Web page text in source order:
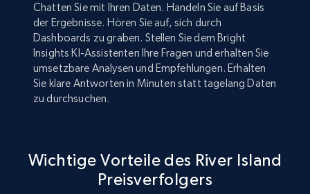
Chatten Sie mit Ihren Daten. Handeln Sie auf Basis
der Ergebnisse. Hören Sie auf, sich durch
Dashboards zu graben. Stellen Sie dem Bright
Insights KI-Assistenten Ihre Fragen und erhalten Sie
umsetzbare Analysen und Empfehlungen. Erhalten
Sie klare Antworten in Minuten statt tagelang Daten
zu durchsuchen.
Wichtige Vorteile des River Island
Preisverfolgers